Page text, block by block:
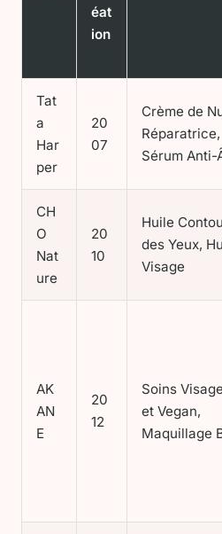
éat
ion
Tat
a
Har
per
20
07
Crème de
Réparatrice,
Sérum Anti-
CH
O
Nat
ure
20
10
Huile
des Yeux,
Visage
AK
AN
E
20
12
Soins
et Vegan,
Maquillage